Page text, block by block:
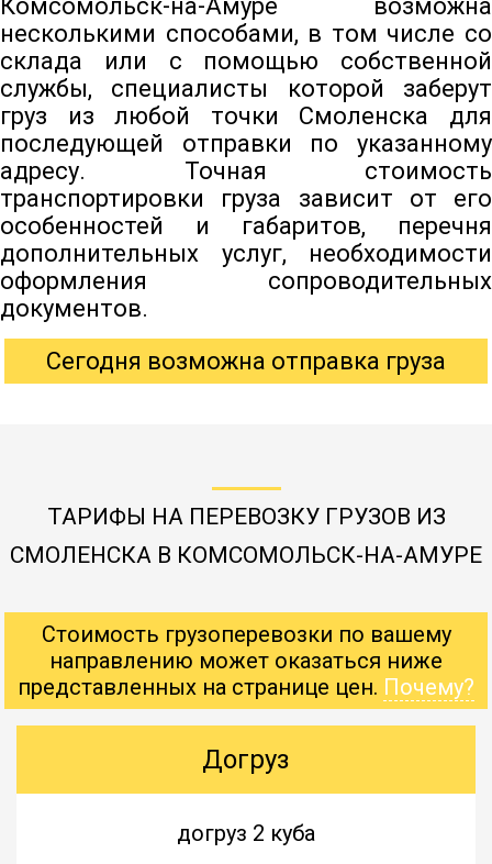
Комсомольск-на-Амуре возможна
несколькими способами, в том числе со
склада или с помощью собственной
службы, специалисты которой заберут
груз из любой точки Смоленска для
последующей отправки по указанному
адресу. Точная стоимость
транспортировки груза зависит от его
особенностей и габаритов, перечня
дополнительных услуг, необходимости
оформления сопроводительных
документов.
Сегодня возможна отправка груза
ТАРИФЫ НА ПЕРЕВОЗКУ ГРУЗОВ ИЗ
СМОЛЕНСКА В КОМСОМОЛЬСК-НА-АМУРЕ
Стоимость грузоперевозки по вашему
направлению может оказаться ниже
представленных на странице цен. Почему?
Догруз
догруз 2 куба